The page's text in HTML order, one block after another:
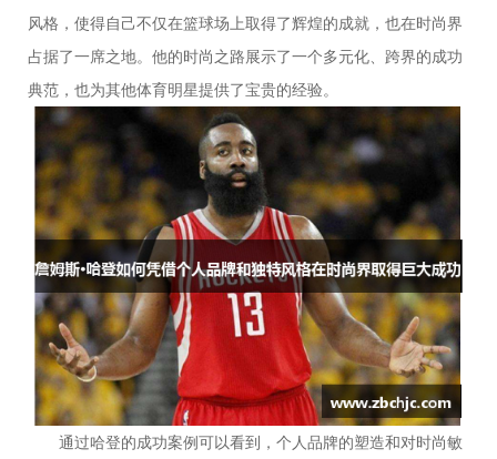
风格，使得自己不仅在篮球场上取得了辉煌的成就，也在时尚界
占据了一席之地。他的时尚之路展示了一个多元化、跨界的成功
典范，也为其他体育明星提供了宝贵的经验。
通过哈登的成功案例可以看到，个人品牌的塑造和对时尚敏